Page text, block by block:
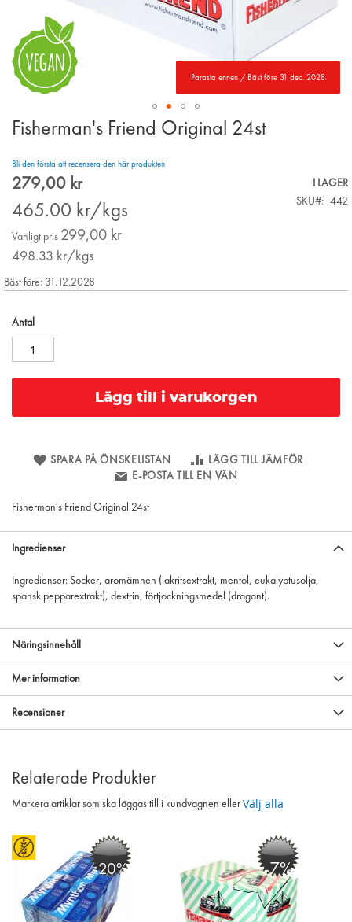
Parasta ennen / Bäst före 31 dec. 2028
Skip
of
the
images
gallery
Fisherman's Friend Original 24st
Bli den första att recensera den här produkten
Special
279,00 kr
465.00 kr/kgs
Vanligt pris 299,00 kr
498.33 kr/kgs
I LAGER
SKU
442
Bäst före: 31.12.2028
Antal
Lägg till i varukorgen
SPARA PÅ ÖNSKELISTAN
LÄGG TILL JÄMFÖR
E-POSTA TILL EN VÄN
Fisherman's Friend Original 24st
Ingredienser
Ingredienser: Socker, aromämnen (lakritsextrakt, mentol, eukalyptusolja,
spansk pepparextrakt), dextrin, förtjockningsmedel (dragant).
Näringsinnehåll
Mer information
Recensioner
Relaterade Produkter
Markera artiklar som ska läggas till i kundvagnen eller Välj alla
-20% -7%